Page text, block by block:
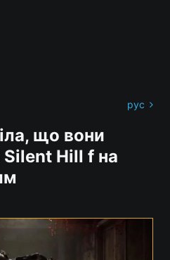
рус
що вони
Hill f на